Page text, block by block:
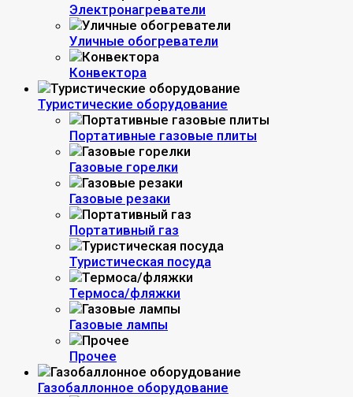
Электронагреватели
Уличные обогреватели
Конвектора
Туристические оборудование
Портативные газовые плиты
Газовые горелки
Газовые резаки
Портативный газ
Туристическая посуда
Термоса/фляжки
Газовые лампы
Прочее
Газобаллонное оборудование